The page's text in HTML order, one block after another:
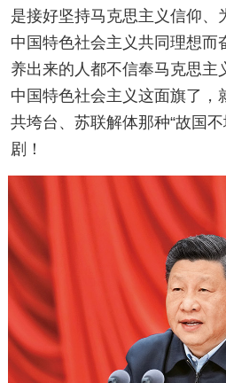
是接好坚持马克思主义信仰、
中国特色社会主义共同理想而
养出来的人都不信奉马克思主
中国特色社会主义这面旗了，
共垮台、苏联解体那种“故国
剧！